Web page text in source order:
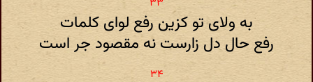
به ولای تو کزین رفع لوای کلمات
رفع حال دل زارست نه مقصود جر است